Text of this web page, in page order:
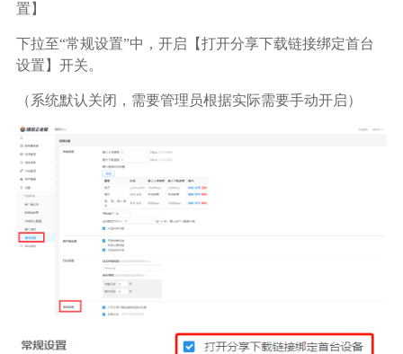
置】
下拉至“常规设置”中，开启【打开分享下载链接绑定首台
设置】开关。
（系统默认关闭，需要管理员根据实际需要手动开启）